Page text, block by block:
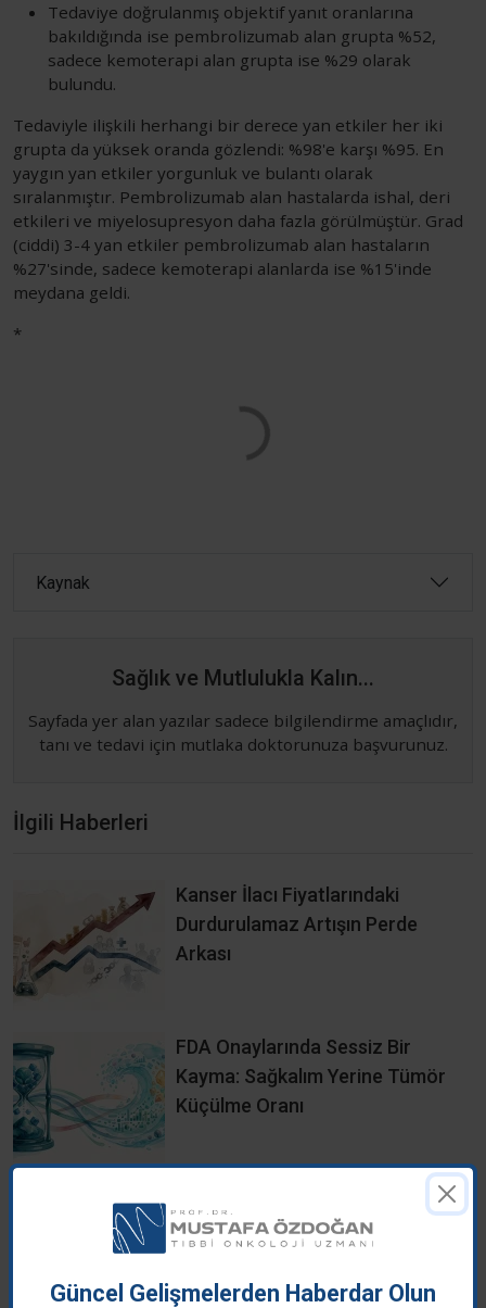
Tedaviye doğrulanmış objektif yanıt oranlarına
bakıldığında ise pembrolizumab alan grupta %52,
sadece kemoterapi alan grupta ise %29 olarak
bulundu.
Tedaviyle ilişkili herhangi bir derece yan etkiler her iki
grupta da yüksek oranda gözlendi: %98'e karşı %95. En
yaygın yan etkiler yorgunluk ve bulantı olarak
sıralanmıştır. Pembrolizumab alan hastalarda ishal, deri
etkileri ve miyelosupresyon daha fazla görülmüştür. Grad
(ciddi) 3-4 yan etkiler pembrolizumab alan hastaların
%27'sinde, sadece kemoterapi alanlarda ise %15'inde
meydana geldi.
*
Kaynak
Sağlık ve Mutlulukla Kalın...
Sayfada yer alan yazılar sadece bilgilendirme amaçlıdır,
tanı ve tedavi için mutlaka doktorunuza başvurunuz.
İlgili Haberleri
Kanser İlacı Fiyatlarındaki
Durdurulamaz Artışın Perde
Arkası
FDA Onaylarında Sessiz Bir
Kayma: Sağkalım Yerine Tümör
Küçülme Oranı
Tudriqev (RP1): İki Kez Reddedilen
Bir Melanom Tedavisi Nasıl FDA
Güncel Gelişmelerden Haberdar Olun